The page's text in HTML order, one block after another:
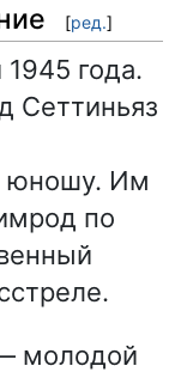
[ред.]
года.
Сеттиньяз
юношу. Им
по
молодой